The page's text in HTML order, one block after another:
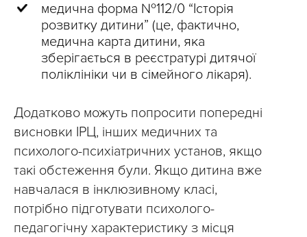
медична форма №112/0 “Історія
розвитку дитини” (це, фактично,
медична карта дитини, яка
зберігається в реєстратурі дитячої
поліклініки чи в сімейного лікаря).
Додатково можуть попросити попередні
висновки ІРЦ, інших медичних та
психолого-психіатричних установ, якщо
такі обстеження були. Якщо дитина вже
навчалася в інклюзивному класі,
потрібно підготувати психолого-
педагогічну характеристику з місця